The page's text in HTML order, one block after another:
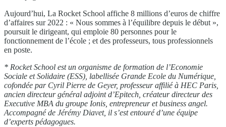
Aujourd’hui, La Rocket School affiche 8 millions d’euros de chiffre
d’affaires sur 2022 : « Nous sommes à l’équilibre depuis le début »,
poursuit le dirigeant, qui emploie 80 personnes pour le
fonctionnement de l’école ; et des professeurs, tous professionnels
en poste.
* Rocket School est un organisme de formation de l’Economie
Sociale et Solidaire (ESS), labellisée Grande Ecole du Numérique,
cofondée par Cyril Pierre de Geyer, professeur affilié à HEC Paris,
ancien directeur général adjoint d’Epitech, créateur directeur des
Executive MBA du groupe Ionis, entrepreneur et business angel.
Accompagné de Jérémy Diavet, il s’est entouré d’une équipe
d’experts pédagogues.